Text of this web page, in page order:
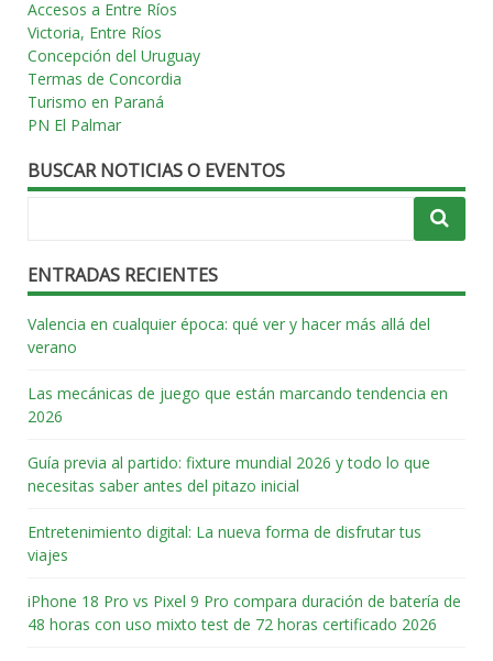
Accesos a Entre Ríos
Victoria, Entre Ríos
Concepción del Uruguay
Termas de Concordia
Turismo en Paraná
PN El Palmar
BUSCAR NOTICIAS O EVENTOS
ENTRADAS RECIENTES
Valencia en cualquier época: qué ver y hacer más allá del
verano
Las mecánicas de juego que están marcando tendencia en
2026
Guía previa al partido: fixture mundial 2026 y todo lo que
necesitas saber antes del pitazo inicial
Entretenimiento digital: La nueva forma de disfrutar tus
viajes
iPhone 18 Pro vs Pixel 9 Pro compara duración de batería de
48 horas con uso mixto test de 72 horas certificado 2026